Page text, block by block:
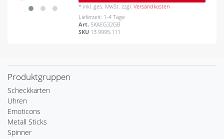
* inkl. ges. MwSt. zzgl.Versandkosten
Lieferzeit: 1-4 Tage
Art.SKAEG32GB
SKU 13.9995.111
Produktgruppen
Scheckkarten
Uhren
Emoticons
Metall Sticks
Spinner